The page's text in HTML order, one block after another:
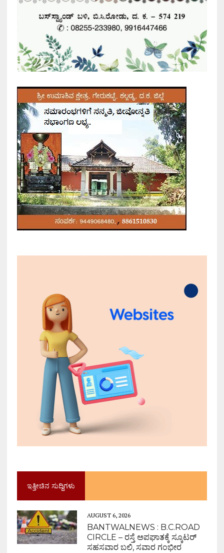
ಇತ್ತೀಚಿನ ಸುದ್ದಿಗಳು
AUGUST 6, 2026
BANTWALNEWS : B.C.ROAD
CIRCLE – ರಸ್ತೆ ಅಪಘಾತಕ್ಕೆ ಸ್ಕೂಟರ್
ಸಹಸವಾರ ಬಲಿ, ಸವಾರ ಗಂಭೀರ